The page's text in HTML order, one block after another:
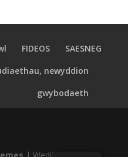
SAESNEG
FIDEOS
newyddion...
gwybodaeth